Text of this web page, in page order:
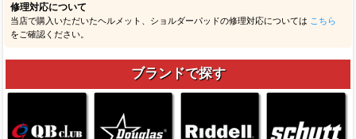
修理対応について
当店で購入いただいたヘルメット、ショルダーパッドの修理対応については こちら
をご確認ください。
ブランドで探す